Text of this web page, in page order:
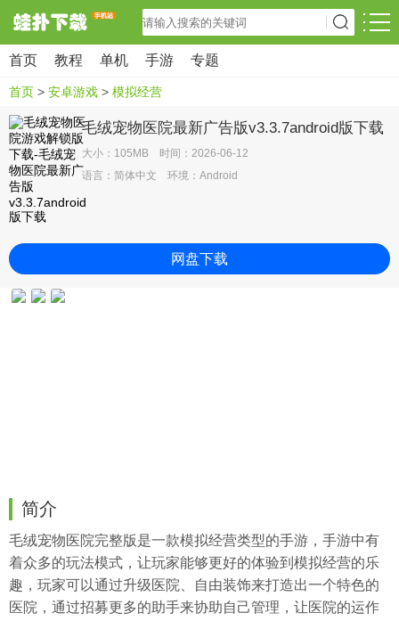
首页 教程 单机 手游 专题
首页 > 安卓游戏 > 模拟经营
毛绒宠物医院最新广告版v3.3.7android版下载
大小：105MB 时间：2026-06-12
语言：简体中文 环境：Android
网盘下载
简介
毛绒宠物医院完整版是一款模拟经营类型的手游，手游中有
着众多的玩法模式，让玩家能够更好的体验到模拟经营的乐
趣，玩家可以通过升级医院、自由装饰来打造出一个特色的
医院，通过招募更多的助手来协助自己管理，让医院的运作